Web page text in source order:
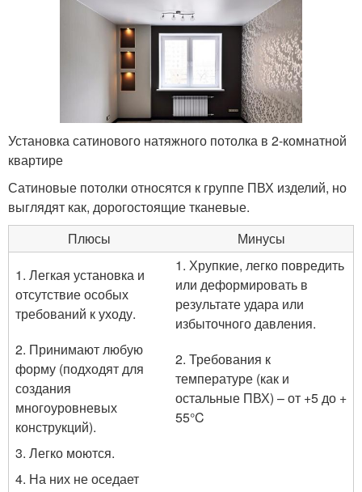
Установка сатинового натяжного потолка в 2-комнатной
квартире
Сатиновые потолки относятся к группе ПВХ изделий, но
выглядят как, дорогостоящие тканевые.
Плюсы
Минусы
1. Легкая установка и
отсутствие особых
требований к уходу.
1. Хрупкие, легко повредить
или деформировать в
результате удара или
избыточного давления.
2. Принимают любую
форму (подходят для
создания
многоуровневых
конструкций).
2. Требования к
температуре (как и
остальные ПВХ) – от +5 до +
55°C
3. Легко моются.
4. На них не оседает